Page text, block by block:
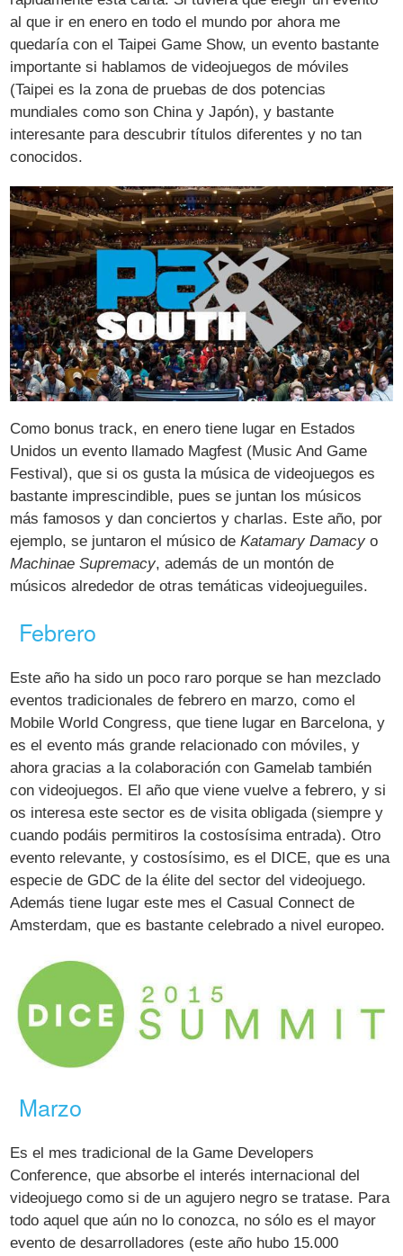
al que ir en enero en todo el mundo por ahora me
quedaría con el Taipei Game Show, un evento bastante
importante si hablamos de videojuegos de móviles
(Taipei es la zona de pruebas de dos potencias
mundiales como son China y Japón), y bastante
interesante para descubrir títulos diferentes y no tan
conocidos.
Como bonus track, en enero tiene lugar en Estados
Unidos un evento llamado Magfest (Music And Game
Festival), que si os gusta la música de videojuegos es
bastante imprescindible, pues se juntan los músicos
más famosos y dan conciertos y charlas. Este año, por
ejemplo, se juntaron el músico deKatamary Damacy o
Machinae Supremacy, además de un montón de
músicos alrededor de otras temáticas videojueguiles.
Febrero
Este año ha sido un poco raro porque se han mezclado
eventos tradicionales de febrero en marzo, como el
Mobile World Congress, que tiene lugar en Barcelona, y
es el evento más grande relacionado con móviles, y
ahora gracias a la colaboración con Gamelab también
con videojuegos. El año que viene vuelve a febrero, y si
os interesa este sector es de visita obligada (siempre y
cuando podáis permitiros la costosísima entrada). Otro
evento relevante, y costosísimo, es el DICE, que es una
especie de GDC de la élite del sector del videojuego.
Además tiene lugar este mes el Casual Connect de
Amsterdam, que es bastante celebrado a nivel europeo.
Marzo
Es el mes tradicional de la Game Developers
Conference, que absorbe el interés internacional del
videojuego como si de un agujero negro se tratase. Para
todo aquel que aún no lo conozca, no sólo es el mayor
evento de desarrolladores (este año hubo 15.000